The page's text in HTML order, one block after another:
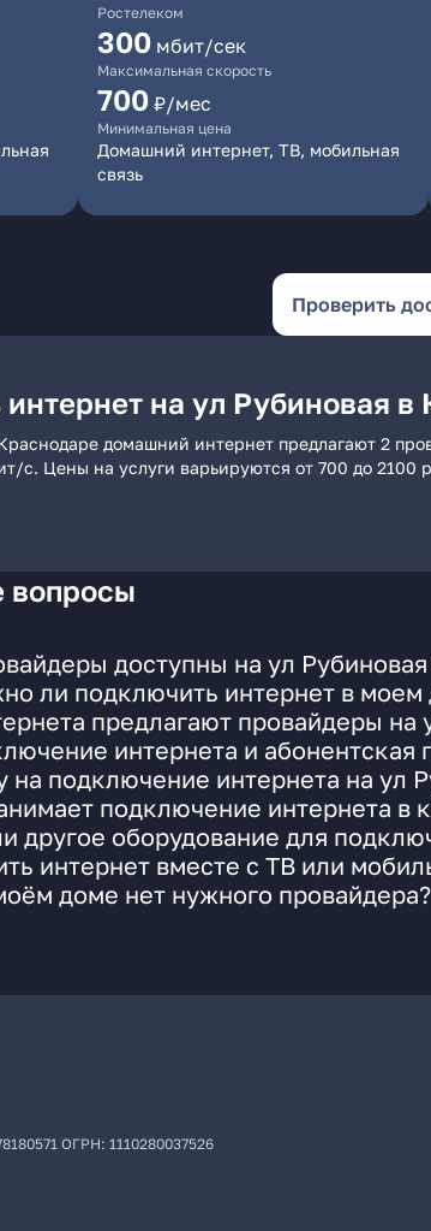
Ростелеком
300 мбит/сек
Максимальная скорость
700 ₽/мес
Минимальная цена
Домашний интернет, ТВ, мобильная
связь
Проверить
на ул Рубиновая в
домашний интернет предлагают 2
с. Цены на услуги варьируются от 700 до
вопросы
доступны на ул
ли подключить интернет в моем
предлагают провайдеры на
интернета и абонентская
на подключение интернета на ул
подключение интернета в
другое оборудование для
интернет вместе с ТВ или
доме нет нужного провайдера?
ОГРН: 1110280037526